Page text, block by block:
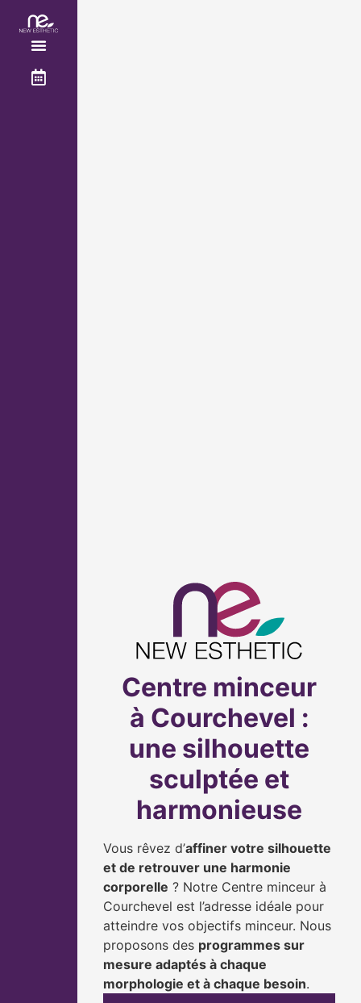
Centre minceur
à Courchevel :
une silhouette
sculptée et
harmonieuse
Vous rêvez d’affiner votre silhouette
et de retrouver une harmonie
corporelle ? Notre Centre minceur à
Courchevel est l’adresse idéale pour
atteindre vos objectifs minceur. Nous
proposons des programmes sur
mesure adaptés à chaque
morphologie et à chaque besoin.